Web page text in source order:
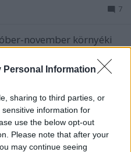
Personal Information
sharing to third parties, or
information for
use the below opt-out
Please note that after your
may continue seeing
7
november környéki
jelöltnek tűnt: annyi
ki a white guilttől a first
fizikailag szinte már